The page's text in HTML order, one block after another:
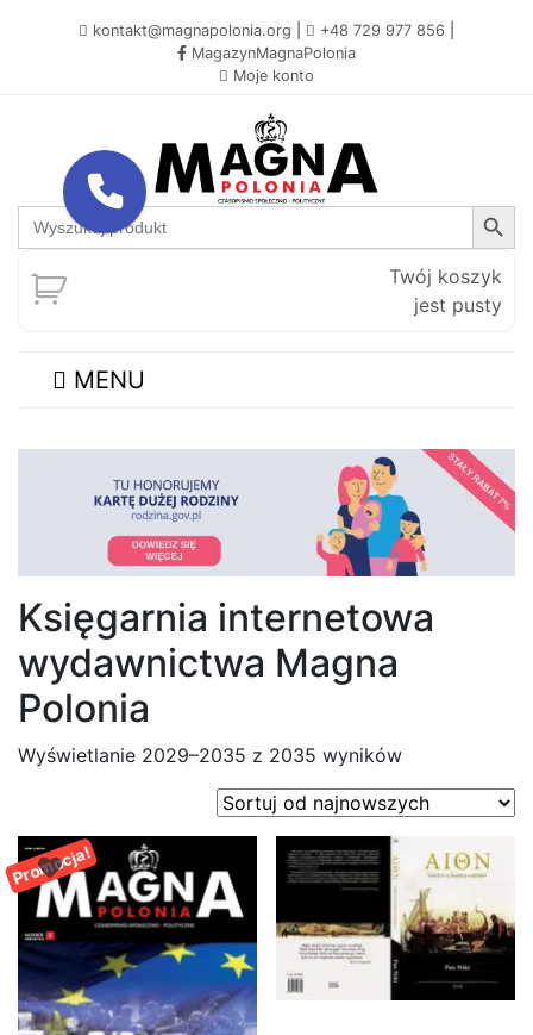
kontakt@magnapolonia.org +48 729 977 856
MagazynMagnaPolonia
Moje konto
Search
for:
Search Button
Twój koszyk
jest pusty
MENU
Księgarnia internetowa
wydawnictwa Magna
Polonia
Wyświetlanie 2029–2035 z 2035 wynikówPosortowane
według
najnowszych
Promocja!